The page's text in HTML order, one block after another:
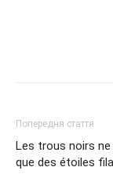
Попередня стаття
Les trous noirs
que des étoiles